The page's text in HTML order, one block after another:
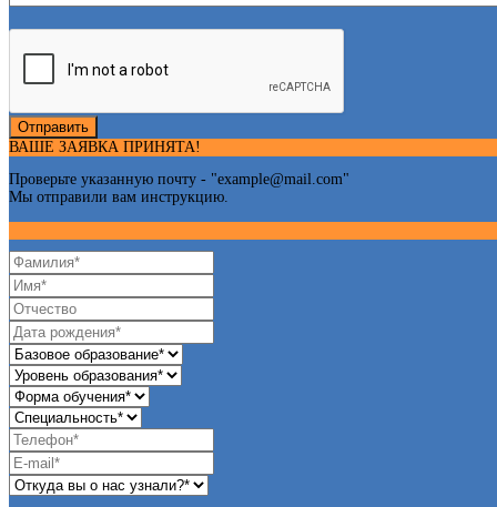
Отправить
ВАШЕ ЗАЯВКА ПРИНЯТА!
Проверьте указанную почту - "example@mail.com"
Мы отправили вам инструкцию.